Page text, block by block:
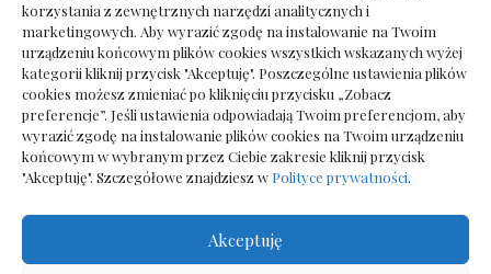
korzystania z zewnętrznych narzędzi analitycznych i
marketingowych. Aby wyrazić zgodę na instalowanie na Twoim
urządzeniu końcowym plików cookies wszystkich wskazanych wyżej
kategorii kliknij przycisk "Akceptuję". Poszczególne ustawienia plików
cookies możesz zmieniać po kliknięciu przycisku „Zobacz
preferencje”. Jeśli ustawienia odpowiadają Twoim preferencjom, aby
wyrazić zgodę na instalowanie plików cookies na Twoim urządzeniu
końcowym w wybranym przez Ciebie zakresie kliknij przycisk
"Akceptuję". Szczegółowe znajdziesz w Polityce prywatności.
Akceptuję